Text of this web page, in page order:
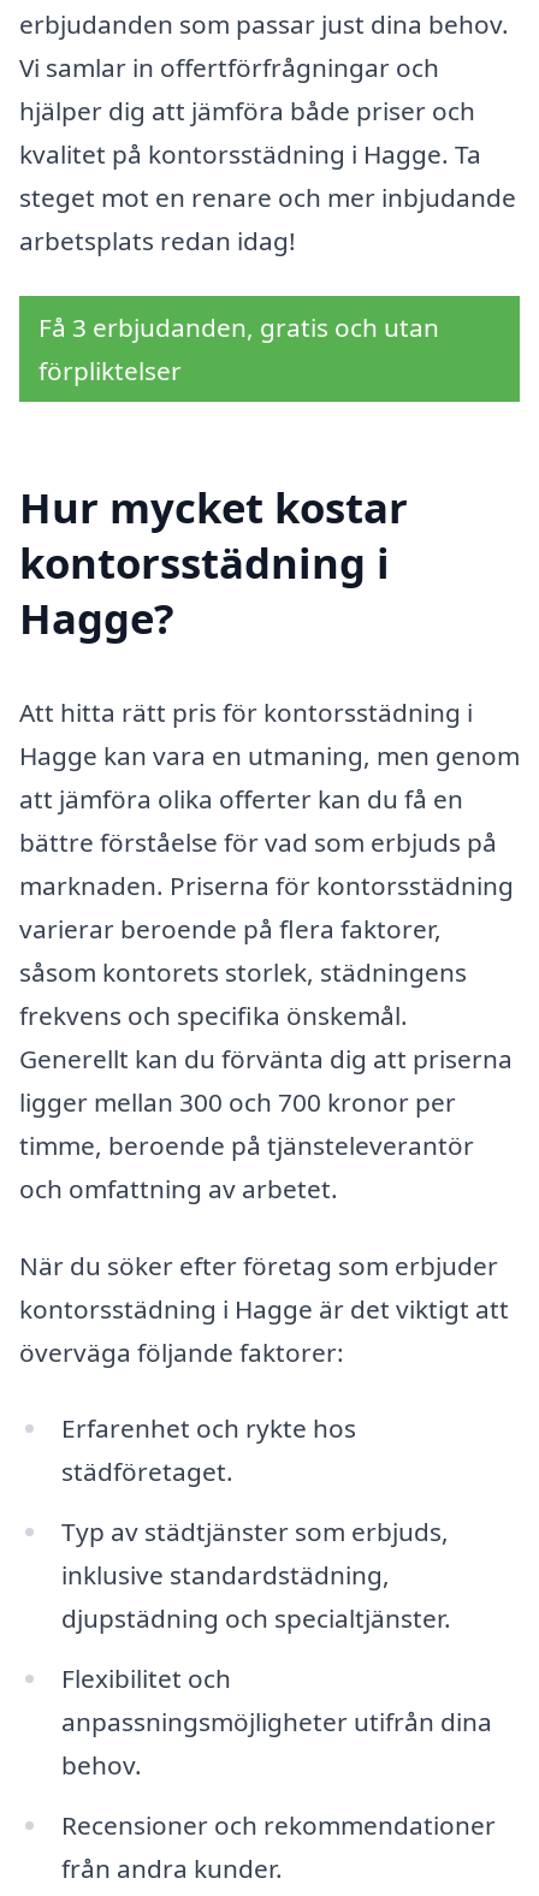
erbjudanden som passar just dina behov.
Vi samlar in offertförfrågningar och
hjälper dig att jämföra både priser och
kvalitet på kontorsstädning i Hagge. Ta
steget mot en renare och mer inbjudande
arbetsplats redan idag!
Få 3 erbjudanden, gratis och utan
förpliktelser
Hur mycket kostar
kontorsstädning i
Hagge?
Att hitta rätt pris för kontorsstädning i
Hagge kan vara en utmaning, men genom
att jämföra olika offerter kan du få en
bättre förståelse för vad som erbjuds på
marknaden. Priserna för kontorsstädning
varierar beroende på flera faktorer,
såsom kontorets storlek, städningens
frekvens och specifika önskemål.
Generellt kan du förvänta dig att priserna
ligger mellan 300 och 700 kronor per
timme, beroende på tjänsteleverantör
och omfattning av arbetet.
När du söker efter företag som erbjuder
kontorsstädning i Hagge är det viktigt att
överväga följande faktorer:
Erfarenhet och rykte hos
städföretaget.
Typ av städtjänster som erbjuds,
inklusive standardstädning,
djupstädning och specialtjänster.
Flexibilitet och
anpassningsmöjligheter utifrån dina
behov.
Recensioner och rekommendationer
från andra kunder.